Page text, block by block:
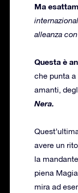
Ma
alleanza
Questa è
che punta
amanti,
Nera.
avere un
la
piena
mira ad